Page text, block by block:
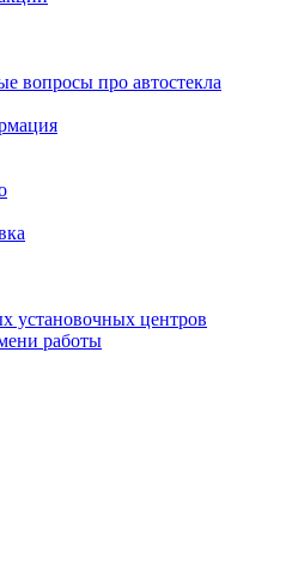
вопросы про автостекла
установочных центров
работы